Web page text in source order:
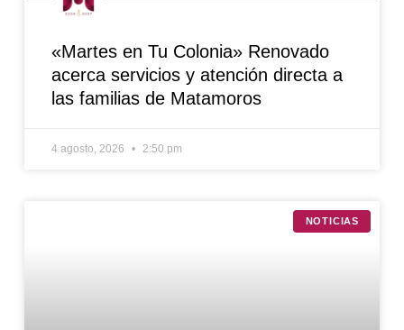
«Martes en Tu Colonia» Renovado
acerca servicios y atención directa a
las familias de Matamoros
4 agosto, 2026 2:50 pm
NOTICIAS